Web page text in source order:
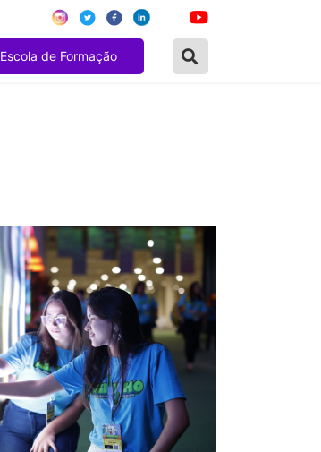
Escola de Formação